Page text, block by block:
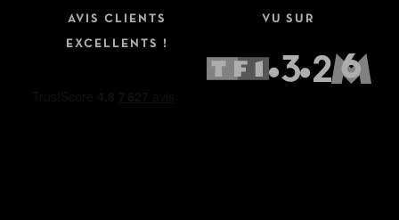
AVIS CLIENTS
EXCELLENTS !
VU SUR